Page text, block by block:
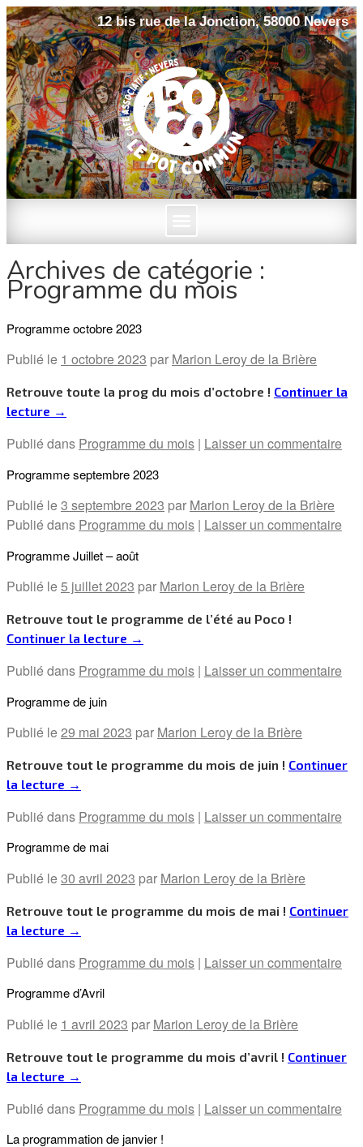
12 bis rue de la Jonction, 58000 Nevers
Archives de catégorie :
Programme du mois
Programme octobre 2023
Publié le 1 octobre 2023 par Marion Leroy de la Brière
Retrouve toute la prog du mois d’octobre ! Continuer la
lecture →
Publié dans Programme du mois | Laisser un commentaire
Programme septembre 2023
Publié le3 septembre 2023 par Marion Leroy de la Brière
Publié dans Programme du mois | Laisser un commentaire
Programme Juillet – août
Publié le5 juillet 2023 par Marion Leroy de la Brière
Retrouve tout le programme de l’été au Poco !
Continuer la lecture →
Publié dans Programme du mois | Laisser un commentaire
Programme de juin
Publié le29 mai 2023 par Marion Leroy de la Brière
Retrouve tout le programme du mois de juin ! Continuer
la lecture →
Publié dans Programme du mois | Laisser un commentaire
Programme de mai
Publié le30 avril 2023 par Marion Leroy de la Brière
Retrouve tout le programme du mois de mai ! Continuer
la lecture →
Publié dans Programme du mois | Laisser un commentaire
Programme d’Avril
Publié le 1 avril 2023 par Marion Leroy de la Brière
Retrouve tout le programme du mois d’avril ! Continuer
la lecture →
Publié dans Programme du mois | Laisser un commentaire
La programmation de janvier !